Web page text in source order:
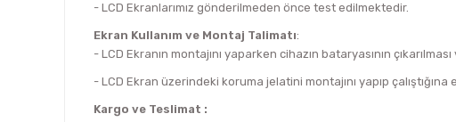
- LCD Ekranlarımız gönderilmeden önce test edilmektedir.
Ekran Kullanım ve Montaj Talimatı:
- LCD Ekranın montajını yaparken cihazın bataryasının
- LCD Ekran üzerindeki koruma jelatini montajını yapıp çalıştığına
Kargo ve Teslimat :